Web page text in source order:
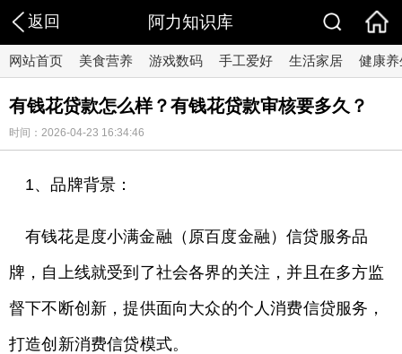
返回 阿力知识库
网站首页 美食营养 游戏数码 手工爱好 生活家居 健康养
有钱花贷款怎么样？有钱花贷款审核要多久？
时间：2026-04-23 16:34:46
1、品牌背景：
有钱花是度小满金融（原百度金融）信贷服务品
牌，自上线就受到了社会各界的关注，并且在多方监
督下不断创新，提供面向大众的个人消费信贷服务，
打造创新消费信贷模式。